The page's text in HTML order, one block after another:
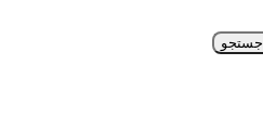
جستجو